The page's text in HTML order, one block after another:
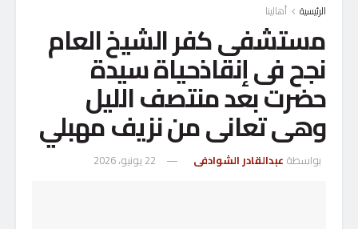
الرئيسية أهالينا
مستشفى كفر الشيخ العام
نجح فى إنقاذحياة سيدة
حضرت بعد منتصف الليل
وهى تعانى من نزيف مهبلي
بواسطة عبدالقادر الشوادفى 22 يونيو، 2026